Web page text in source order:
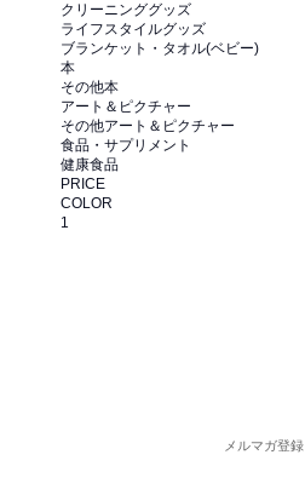
クリーニンググッズ
ライフスタイルグッズ
ブランケット・タオル(ベビー)
本
その他本
アート＆ピクチャー
その他アート＆ピクチャー
食品・サプリメント
健康食品
PRICE
COLOR
1
メルマガ登録